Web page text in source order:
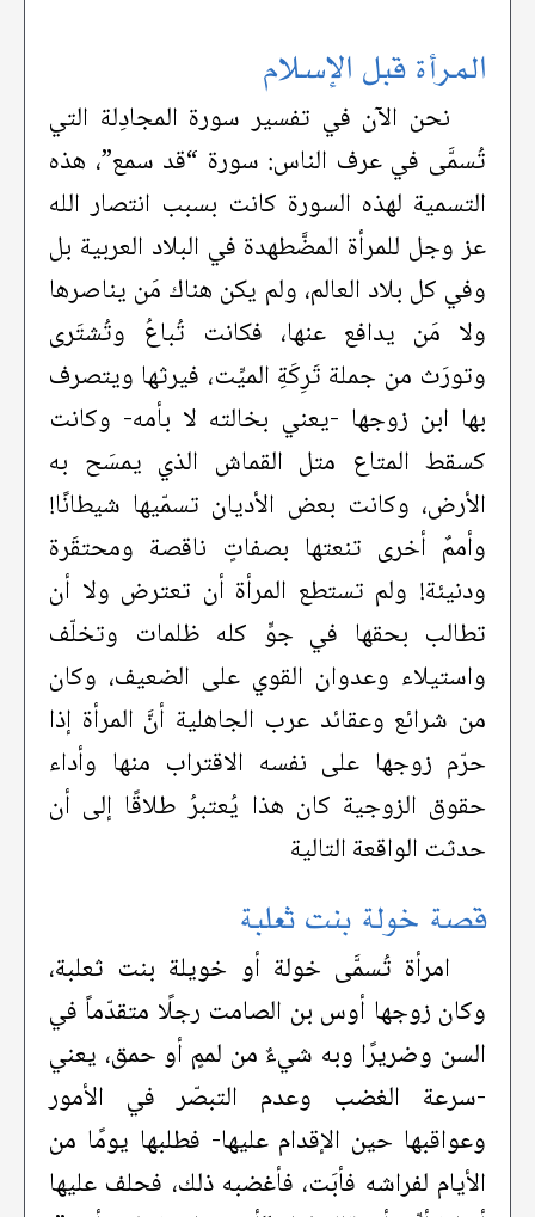
المرأة قبل الإسلام
نحن الآن في تفسير سورة المجادِلة التي
تُسمَّى في عرف الناس: سورة “قد سمع”، هذه
التسمية لهذه السورة كانت بسبب انتصار الله
عز وجل للمرأة المضَّطهدة في البلاد العربية بل
وفي كل بلاد العالم، ولم يكن هناك مَن يناصرها
ولا مَن يدافع عنها، فكانت تُباعُ وتُشتَرى
وتورَث من جملة تَرِكَةِ الميِّت، فيرثها ويتصرف
بها ابن زوجها -يعني بخالته لا بأمه- وكانت
كسقط المتاع متل القماش الذي يمسَح به
الأرض، وكانت بعض الأديان تسمّيها شيطانًا!
وأممٌ أخرى تنعتها بصفاتٍ ناقصة ومحتقَرة
ودنيئة! ولم تستطع المرأة أن تعترض ولا أن
تطالب بحقها في جوٍّ كله ظلمات وتخلّف
واستيلاء وعدوان القوي على الضعيف، وكان
من شرائع وعقائد عرب الجاهلية أنَّ المرأة إذا
حرّم زوجها على نفسه الاقتراب منها وأداء
حقوق الزوجية كان هذا يُعتبرُ طلاقًا إلى أن
حدثت الواقعة التالية
قصة خولة بنت ثعلبة
امرأة تُسمَّى خولة أو خويلة بنت ثعلبة،
وكان زوجها أوس بن الصامت رجلًا متقدّماً في
السن وضريرًا وبه شيءٌ من لممٍ أو حمق، يعني
-سرعة الغضب وعدم التبصّر في الأمور
وعواقبها حين الإقدام عليها- فطلبها يومًا من
الأيام لفراشه فأبَت، فأغضبه ذلك، فحلف عليها